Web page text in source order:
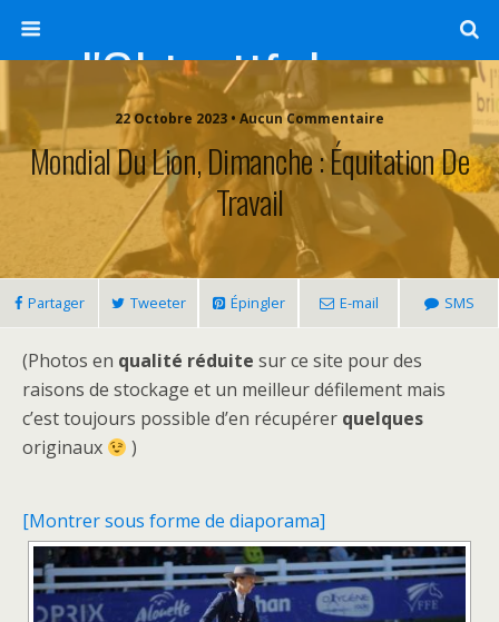
l'Objectif de Clairette
22 Octobre 2023 • Aucun Commentaire
Mondial Du Lion, Dimanche : Équitation De
Travail
Partager Tweeter Épingler E-mail SMS
(Photos en qualité réduite sur ce site pour des
raisons de stockage et un meilleur défilement mais
c’est toujours possible d’en récupérer quelques
originaux
)
[Montrer sous forme de diaporama]